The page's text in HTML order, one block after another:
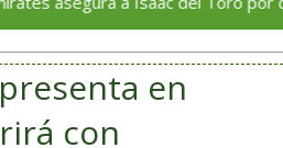
en
con